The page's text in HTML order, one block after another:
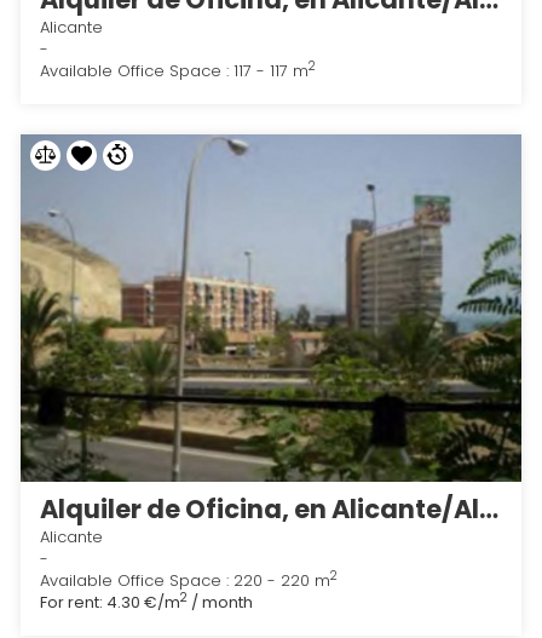
Alicante
-
Available Office Space : 117 - 117 m2
Alquiler de Oficina, en Alicante/Alacant 4
Alicante
-
Available Office Space : 220 - 220 m2
For rent: 4.30 €/m2 / month